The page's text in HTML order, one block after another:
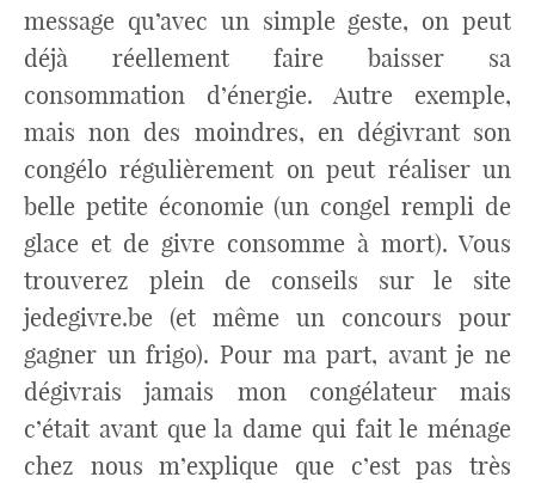
message qu’avec un simple geste, on peut
déjà réellement faire baisser sa
consommation d’énergie. Autre exemple,
mais non des moindres, en dégivrant son
congélo régulièrement on peut réaliser un
belle petite économie (un congel rempli de
glace et de givre consomme à mort). Vous
trouverez plein de conseils sur le site
jedegivre.be (et même un concours pour
gagner un frigo). Pour ma part, avant je ne
dégivrais jamais mon congélateur mais
c’était avant que la dame qui fait le ménage
chez nous m’explique que c’est pas très